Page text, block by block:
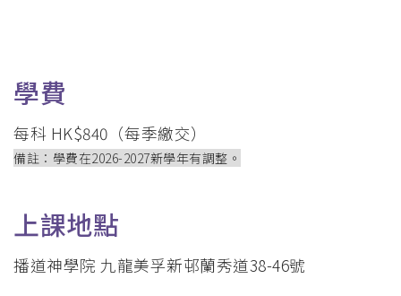
學費
每科 HK$840（每季繳交）
備註：學費在2026-2027新學年有調整。
上課地點
播道神學院 九龍美孚新邨蘭秀道38-46號